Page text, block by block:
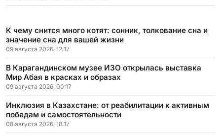
К чему снится много котят: сонник, толкование сна и
значение сна для вашей жизни
09 августа 2026, 12:17
В Карагандинском музее ИЗО открылась выставка
Мир Абая в красках и образах
09 августа 2026, 00:17
Инклюзия в Казахстане: от реабилитации к активным
победам и самостоятельности
08 августа 2026, 18:17